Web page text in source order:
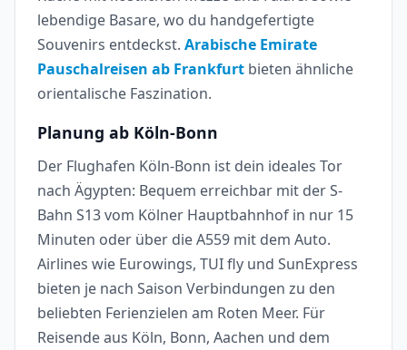
lebendige Basare, wo du handgefertigte
Souvenirs entdeckst. Arabische Emirate
Pauschalreisen ab Frankfurt bieten ähnliche
orientalische Faszination.
Planung ab Köln-Bonn
Der Flughafen Köln-Bonn ist dein ideales Tor
nach Ägypten: Bequem erreichbar mit der S-
Bahn S13 vom Kölner Hauptbahnhof in nur 15
Minuten oder über die A559 mit dem Auto.
Airlines wie Eurowings, TUI fly und SunExpress
bieten je nach Saison Verbindungen zu den
beliebten Ferienzielen am Roten Meer. Für
Reisende aus Köln, Bonn, Aachen und dem